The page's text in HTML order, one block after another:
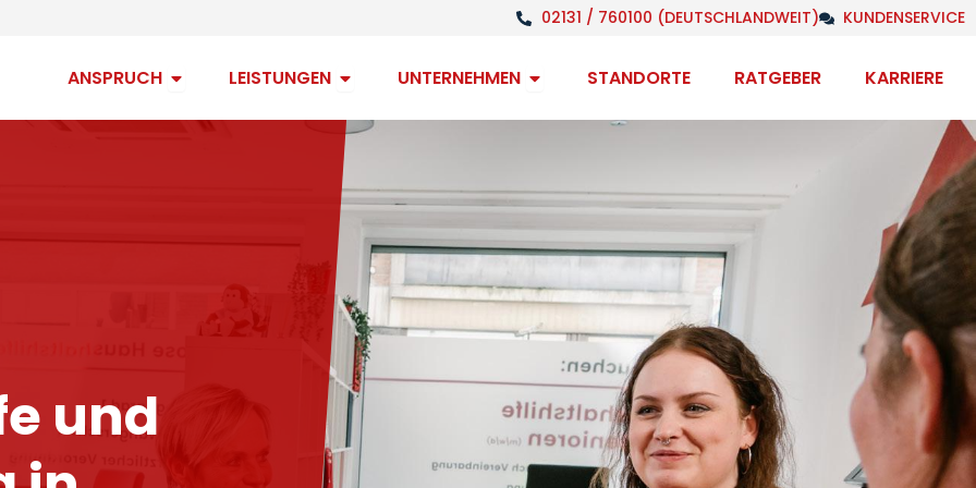
02131 / 760100 (DEUTSCHLANDWEIT) KUNDENSERVICE
ANSPRUCH Open Anspruch
LEISTUNGEN Open Leistungen
UNTERNEHMEN Open Unternehmen
STANDORTE RATGEBER KARRIERE
und